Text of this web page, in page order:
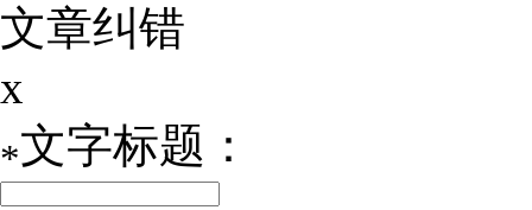
文章纠错
x
*文字标题：